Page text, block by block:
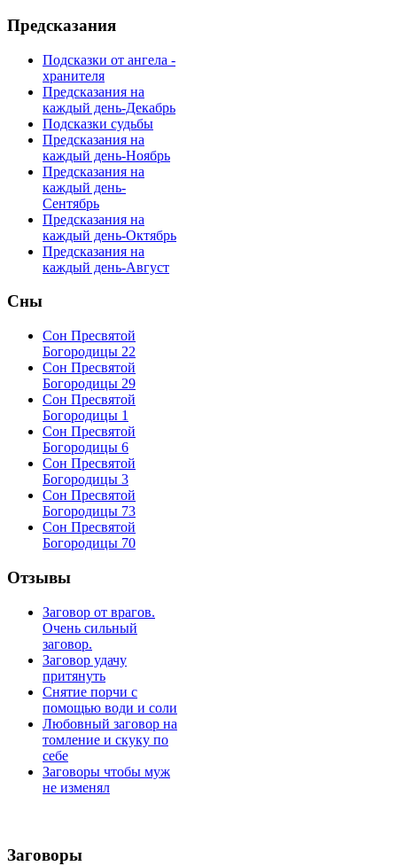
Предсказания
Подсказки от ангела -
хранителя
Предсказания на
каждый день-Декабрь
Подсказки судьбы
Предсказания на
каждый день-Ноябрь
Предсказания на
каждый день-
Сентябрь
Предсказания на
каждый день-Октябрь
Предсказания на
каждый день-Август
Сны
Сон Пресвятой
Богородицы 22
Сон Пресвятой
Богородицы 29
Сон Пресвятой
Богородицы 1
Сон Пресвятой
Богородицы 6
Сон Пресвятой
Богородицы 3
Сон Пресвятой
Богородицы 73
Сон Пресвятой
Богородицы 70
Отзывы
Заговор от врагов.
Очень сильный
заговор.
Заговор удачу
притянуть
Снятие порчи с
помощью води и соли
Любовный заговор на
томление и скуку по
себе
Заговоры чтобы муж
не изменял
Заговоры